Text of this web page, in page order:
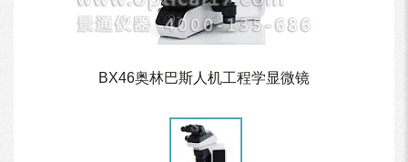
BX46奥林巴斯人机工程学显微镜